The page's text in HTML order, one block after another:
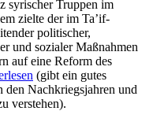
syrischer Truppen im
zielte der im Ta’if-
politischer,
und sozialer Maßnahmen
auf eine Reform des
(gibt ein gutes
Nachkriegsjahren und
verstehen).